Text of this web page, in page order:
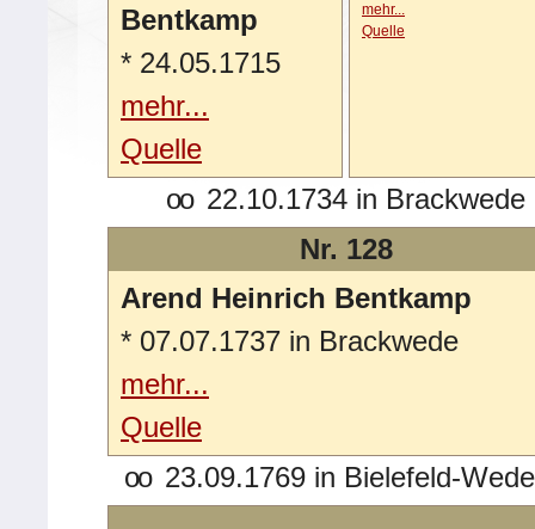
Bentkamp
* 24.05.1715
mehr...
Quelle
mehr...
Quelle
oo 22.10.1734 in Brackwede
Nr. 128
Arend Heinrich Bentkamp
* 07.07.1737 in Brackwede
mehr...
Quelle
oo 23.09.1769 in Bielefeld-